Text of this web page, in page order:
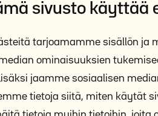
sivusto käyttää
tarjoamamme sisällön ja
ominaisuuksien
jaamme sosiaalisen
tietoja siitä, miten käytät
häiriöön ei synny
Säätiön asumisneuvonta
asumiseen liittyvissä
eri osapuolia,
tyydyttäviä ratkaisuja
kanssa